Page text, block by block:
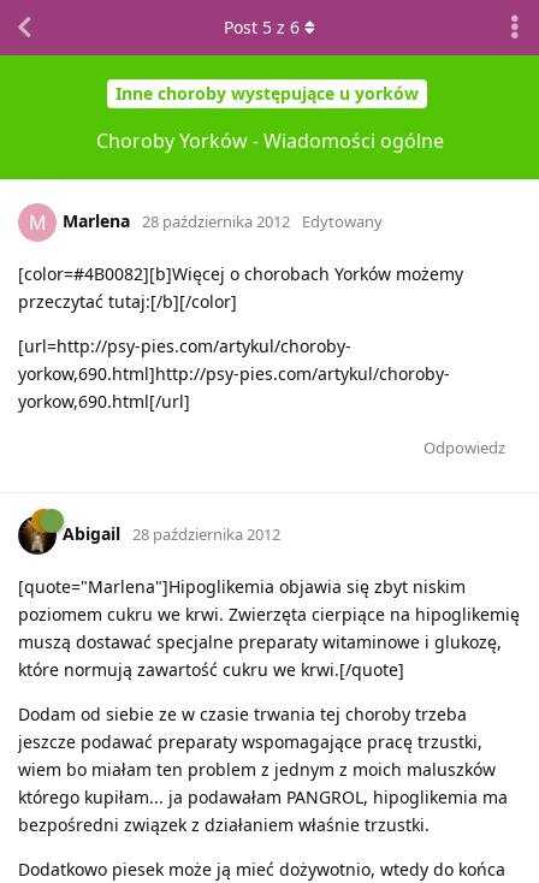
Inne choroby występujące u yorków
Choroby Yorków - Wiadomości ogólne
Post 5 z 6
M Marlena 28 października 2012 Edytowany
[color=#4B0082][b]Więcej o chorobach Yorków możemy
przeczytać tutaj:[/b][/color]
[url=http://psy-pies.com/artykul/choroby-
yorkow,690.html]http://psy-pies.com/artykul/choroby-
yorkow,690.html[/url]
Odpowiedz
Abigail 28 października 2012
[quote="Marlena"]Hipoglikemia objawia się zbyt niskim
poziomem cukru we krwi. Zwierzęta cierpiące na hipoglikemię
muszą dostawać specjalne preparaty witaminowe i glukozę,
które normują zawartość cukru we krwi.[/quote]
Dodam od siebie ze w czasie trwania tej choroby trzeba
jeszcze podawać preparaty wspomagające pracę trzustki,
wiem bo miałam ten problem z jednym z moich maluszków
którego kupiłam... ja podawałam PANGROL, hipoglikemia ma
bezpośredni związek z działaniem właśnie trzustki.
Dodatkowo piesek może ją mieć dożywotnio, wtedy do końca